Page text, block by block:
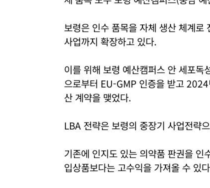
보령은 인수 품목을 자체 생산 체계
사업까지 확장하고 있다.
이를 위해 보령 예산캠퍼스 안 세포
으로부터 EU-GMP 인증을 받고
산 계약을 맺었다.
LBA 전략은 보령의 중장기 사업전략
기존에 인지도 있는 의약품 판권을
입상품보다는 고수익을 가져올 수 있